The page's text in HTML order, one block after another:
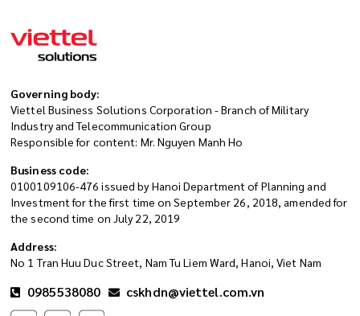
Governing body:
Viettel Business Solutions Corporation - Branch of Military
Industry and Telecommunication Group
Responsible for content: Mr. Nguyen Manh Ho
Business code:
0100109106-476 issued by Hanoi Department of Planning and
Investment for the first time on September 26, 2018, amended for
the second time on July 22, 2019
Address:
No 1 Tran Huu Duc Street, Nam Tu Liem Ward, Hanoi, Viet Nam
0985538080 cskhdn@viettel.com.vn